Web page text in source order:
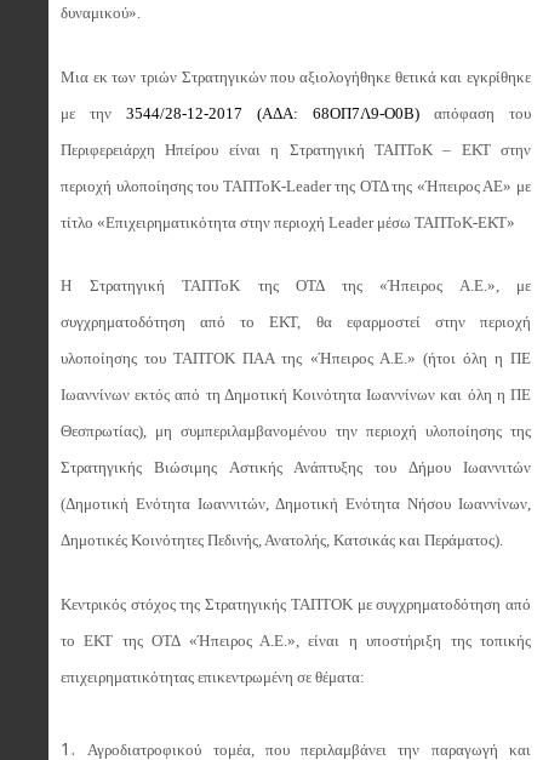
δυναμικού».
Μια εκ των τριών Στρατηγικών που αξιολογήθηκε θετικά και εγκρίθηκε
με την 3544/28-12-2017 (ΑΔΑ: 68ΟΠ7Λ9-Ο0Β) απόφαση του
Περιφερειάρχη Ηπείρου είναι η Στρατηγική ΤΑΠΤοΚ – ΕΚΤ στην
περιοχή υλοποίησης του ΤΑΠΤοΚ-Leader της ΟΤΔ της «Ήπειρος ΑΕ» με
τίτλο «Επιχειρηματικότητα στην περιοχή Leader μέσω ΤΑΠΤοΚ-ΕΚΤ»
Η Στρατηγική ΤΑΠΤοΚ της ΟΤΔ της «Ήπειρος Α.Ε.», με
συγχρηματοδότηση από το ΕΚΤ, θα εφαρμοστεί στην περιοχή
υλοποίησης του ΤΑΠΤΟΚ ΠΑΑ της «Ήπειρος Α.Ε.» (ήτοι όλη η ΠΕ
Ιωαννίνων εκτός από τη Δημοτική Κοινότητα Ιωαννίνων και όλη η ΠΕ
Θεσπρωτίας), μη συμπεριλαμβανομένου την περιοχή υλοποίησης της
Στρατηγικής Βιώσιμης Αστικής Ανάπτυξης του Δήμου Ιωαννιτών
(Δημοτική Ενότητα Ιωαννιτών, Δημοτική Ενότητα Νήσου Ιωαννίνων,
Δημοτικές Κοινότητες Πεδινής, Ανατολής, Κατσικάς και Περάματος).
Κεντρικός στόχος της Στρατηγικής ΤΑΠΤΟΚ με συγχρηματοδότηση από
το ΕΚΤ της ΟΤΔ «Ήπειρος Α.Ε.», είναι η υποστήριξη της τοπικής
επιχειρηματικότητας επικεντρωμένη σε θέματα:
Αγροδιατροφικού τομέα, που περιλαμβάνει την παραγωγή και